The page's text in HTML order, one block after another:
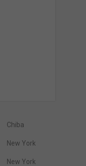
Chiba
New York
New York